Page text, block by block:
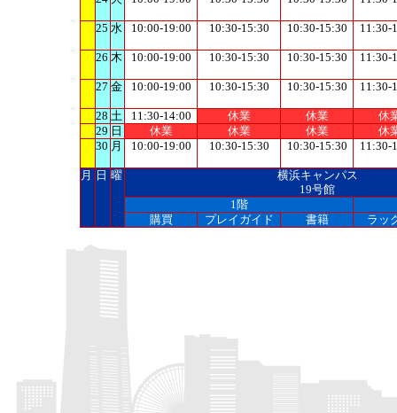
25 水 10:00-19:00 10:30-15:30 10:30-15:30 11:30-
26 木 10:00-19:00 10:30-15:30 10:30-15:30 11:30-
27 金 10:00-19:00 10:30-15:30 10:30-15:30 11:30-
28 土 11:30-14:00 休業 休業
休
29 日 休業 休業 休業
休
30 月 10:00-19:00 10:30-15:30 10:30-15:30 11:30-
月 日 曜
横浜キャンパス
19号館
1階
購買
プレイガイド 書籍 ラッ